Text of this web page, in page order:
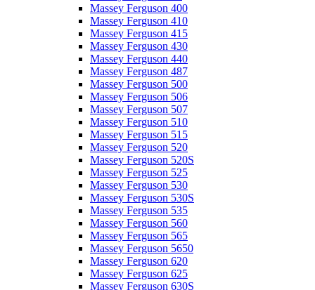
Massey Ferguson 400
Massey Ferguson 410
Massey Ferguson 415
Massey Ferguson 430
Massey Ferguson 440
Massey Ferguson 487
Massey Ferguson 500
Massey Ferguson 506
Massey Ferguson 507
Massey Ferguson 510
Massey Ferguson 515
Massey Ferguson 520
Massey Ferguson 520S
Massey Ferguson 525
Massey Ferguson 530
Massey Ferguson 530S
Massey Ferguson 535
Massey Ferguson 560
Massey Ferguson 565
Massey Ferguson 5650
Massey Ferguson 620
Massey Ferguson 625
Massey Ferguson 630S